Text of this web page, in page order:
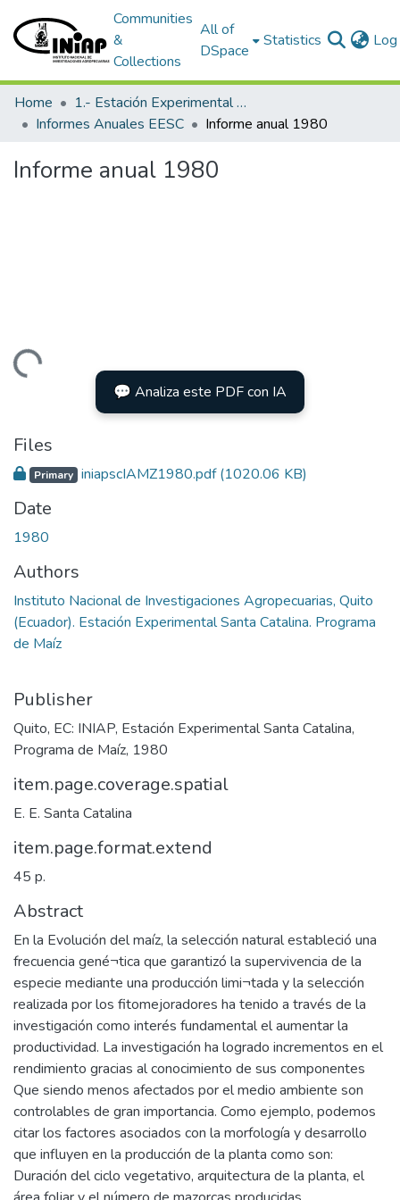
Communities
&
Collections
All of
DSpace
Statistics
Home
1.- Estación Experimental Santa Catalina
Informes Anuales EESC
Informe anual 1980
Informe anual 1980
Loading... 💬 Analiza este PDF con IA
Files
Primary iniapscIAMZ1980.pdf(1020.06 KB)
Date
1980
Authors
Instituto Nacional de Investigaciones Agropecuarias, Quito
(Ecuador). Estación Experimental Santa Catalina. Programa
de Maíz
Publisher
Quito, EC: INIAP, Estación Experimental Santa Catalina,
Programa de Maíz, 1980
item.page.coverage.spatial
E. E. Santa Catalina
item.page.format.extend
45 p.
Abstract
En la Evolución del maíz, la selección natural estableció una
frecuencia gené¬tica que garantizó la supervivencia de la
especie mediante una producción limi¬tada y la selección
realizada por los fitomejoradores ha tenido a través de la
investigación como interés fundamental el aumentar la
productividad. La investigación ha logrado incrementos en el
rendimiento gracias al conocimiento de sus componentes
Que siendo menos afectados por el medio ambiente son
controlables de gran importancia. Como ejemplo, podemos
citar los factores asociados con la morfología y desarrollo
que influyen en la producción de la planta como son:
Duración del ciclo vegetativo, arquitectura de la planta, el